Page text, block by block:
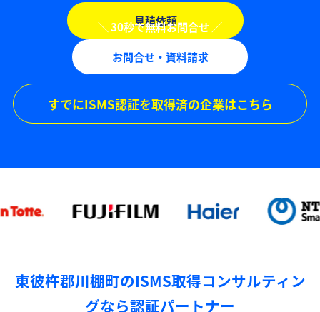
見積依頼
お問合せ・資料請求
すでにISMS認証を取得済の企業はこちら
東彼杵郡川棚町のISMS取得コンサルティン
グなら認証パートナー